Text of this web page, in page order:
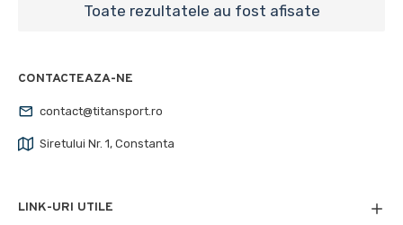
Toate rezultatele au fost afisate
CONTACTEAZA-NE
contact@titansport.ro
Siretului Nr. 1, Constanta
LINK-URI UTILE